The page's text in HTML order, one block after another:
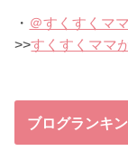
・ ＠すくすくママ
>>すくすくママ
ブログランキ